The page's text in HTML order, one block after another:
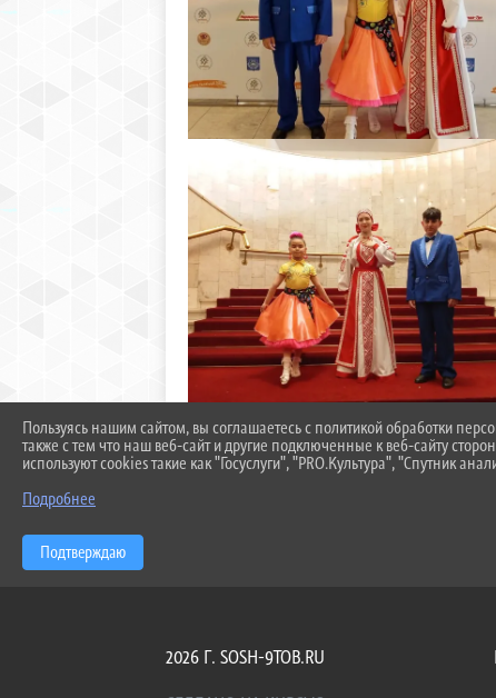
2026 Г. SOSH-9TOB.RU
Пользуясь нашим сайтом, вы соглашаетесь с политикой обработки
также с тем что наш веб-сайт и другие подключенные к веб-сайту
используют cookies такие как "Госуслуги", "PRO.Культура", "Спутник
Подробнее
Подтверждаю